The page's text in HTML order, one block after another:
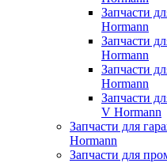
Запчасти
Hormann
Запчасти
Hormann
Запчасти
Hormann
Запчасти
V Hormann
Запчасти для
Hormann
Запчасти для